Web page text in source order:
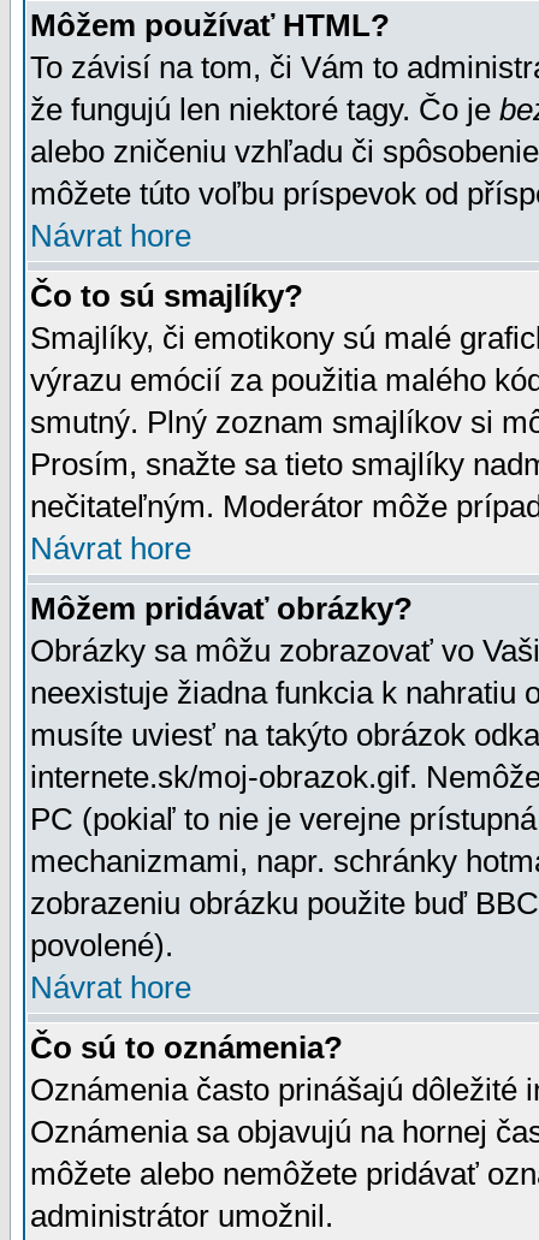
Môžem používať HTML?
To závisí na tom, či Vám to
že fungujú len niektoré tagy. Čo je
alebo zničeniu vzhľadu či
môžete túto voľbu príspevok od
Návrat hore
Čo to sú smajlíky?
Smajlíky, či emotikony sú malé
výrazu emócií za použitia malého
smutný. Plný zoznam smajlíkov si
Prosím, snažte sa tieto smajlíky
nečitateľným. Moderátor môže
Návrat hore
Môžem pridávať obrázky?
Obrázky sa môžu zobrazovať vo
neexistuje žiadna funkcia k nahratiu
musíte uviesť na takýto obrázok
internete.sk/moj-obrazok.gif.
PC (pokiaľ to nie je verejne
mechanizmami, napr. schránky
zobrazeniu obrázku použite buď
povolené).
Návrat hore
Čo sú to oznámenia?
Oznámenia často prinášajú dôležité
Oznámenia sa objavujú na hornej
môžete alebo nemôžete pridávať
administrátor umožnil.